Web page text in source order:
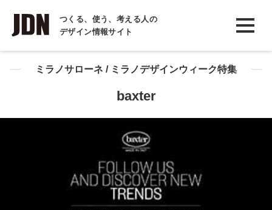
つくる、使う、考える人の
デザイン情報サイト
INTERVIEW
インタビュー
REPORT
COLUMN
ミラノサローネ / ミラノデザインウィーク特集
baxter